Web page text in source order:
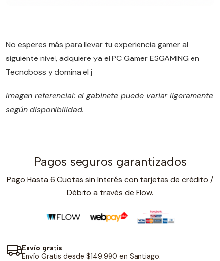
No esperes más para llevar tu experiencia gamer al
siguiente nivel, adquiere ya el PC Gamer ESGAMING en
Tecnoboss y domina el j
Imagen referencial: el gabinete puede variar ligeramente
según disponibilidad.
Pagos seguros garantizados
Pago Hasta 6 Cuotas sin Interés con tarjetas de crédito /
Débito a través de Flow.
Envío gratis
Envío Gratis desde $149.990 en Santiago.